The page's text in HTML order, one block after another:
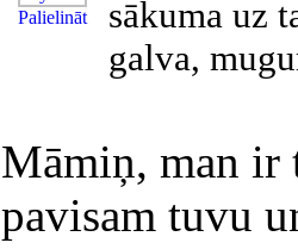
Рalielināt
sākuma uz
galva,
Māmiņ, man ir
pavisam tuvu